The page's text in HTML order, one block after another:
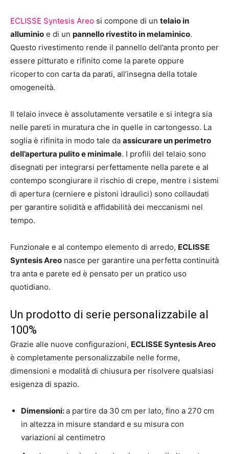
ECLISSE Syntesis Areo si compone di un telaio in
alluminio e di un pannello rivestito in melaminico.
Questo rivestimento rende il pannello dell’anta pronto per
essere pitturato e rifinito come la parete oppure
ricoperto con carta da parati, all’insegna della totale
omogeneità.
Il telaio invece è assolutamente versatile e si integra sia
nelle pareti in muratura che in quelle in cartongesso. La
soglia è rifinita in modo tale da assicurare un perimetro
dell’apertura pulito e minimale. I profili del telaio sono
disegnati per integrarsi perfettamente nella parete e al
contempo scongiurare il rischio di crepe, mentre i sistemi
di apertura (cerniere e pistoni idraulici) sono collaudati
per garantire solidità e affidabilità dei meccanismi nel
tempo.
Funzionale e al contempo elemento di arredo, ECLISSE
Syntesis Areo nasce per garantire una perfetta continuità
tra anta e parete ed è pensato per un pratico uso
quotidiano.
Un prodotto di serie personalizzabile al
100%
Grazie alle nuove configurazioni, ECLISSE Syntesis Areo
è completamente personalizzabile nelle forme,
dimensioni e modalità di chiusura per risolvere qualsiasi
esigenza di spazio.
Dimensioni:a partire da 30 cm per lato, fino a 270 cm
in altezza in misure standard e su misura con
variazioni al centimetro